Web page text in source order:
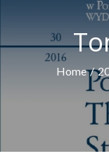
Home